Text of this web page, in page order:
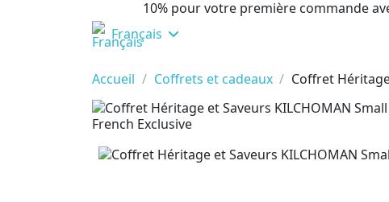
10% pour votre première commande
Français
Accueil
Coffrets et cadeaux Coffret